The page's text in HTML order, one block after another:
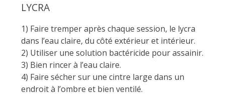
LYCRA
1) Faire tremper après chaque session, le lycra
dans l’eau claire, du côté extérieur et intérieur.
2) Utiliser une solution bactéricide pour assainir.
3) Bien rincer à l’eau claire.
4) Faire sécher sur une cintre large dans un
endroit à l’ombre et bien ventilé.